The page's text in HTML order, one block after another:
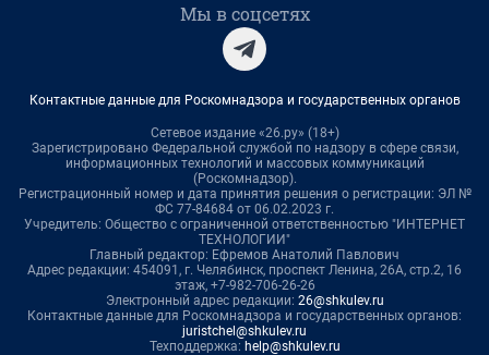
Мы в соцсетях
Контактные данные для Роскомнадзора и государственных органов
Сетевое издание «26.ру» (18+)
Зарегистрировано Федеральной службой по надзору в сфере связи,
информационных технологий и массовых коммуникаций
(Роскомнадзор).
Регистрационный номер и дата принятия решения о регистрации: ЭЛ №
ФС 77-84684 от 06.02.2023 г.
Учредитель: Общество с ограниченной ответственностью "ИНТЕРНЕТ
ТЕХНОЛОГИИ"
Главный редактор: Ефремов Анатолий Павлович
Адрес редакции: 454091, г. Челябинск, проспект Ленина, 26А, стр.2, 16
этаж, +7-982-706-26-26
Электронный адрес редакции: 26@shkulev.ru
Контактные данные для Роскомнадзора и государственных органов:
juristchel@shkulev.ru
Техподдержка: help@shkulev.ru